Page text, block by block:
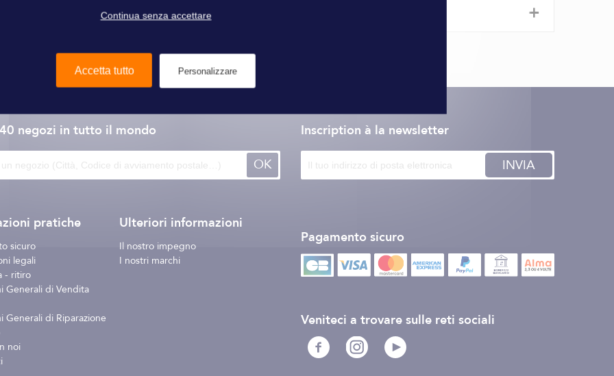
+
negozi in tutto il mondo
OK
pratiche
sicuro
legali
- ritiro
Generali di Vendita
Generali di Riparazione
noi
Ulteriori informazioni
Il nostro impegno
I nostri marchi
Inscription à la newsletter
INVIA
Pagamento sicuro
Veniteci a trovare sulle reti sociali
Continua senza accettare
Accetta tutto Personalizzare